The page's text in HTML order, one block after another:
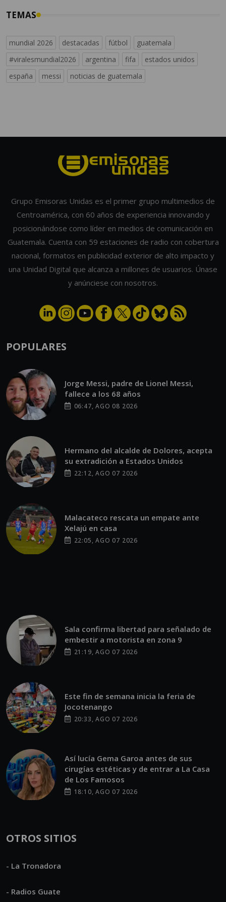
TEMAS
mundial 2026 destacadas fútbol
guatemala
#viralesmundial2026
argentina fifa
estados unidos
españa
messi noticias de guatemala
Grupo Emisoras Unidas es el primer grupo multimedios de
Centroamérica, con 60 años de experiencia innovando y
posicionándose como líder en medios de comunicación en
Guatemala. Cuenta con 59 estaciones de radio con cobertura
nacional, formatos en publicidad exterior de alto impacto y
una Unidad Digital que alcanza a millones de usuarios. Únase
y anúnciese con nosotros.
POPULARES
Jorge Messi, padre de Lionel Messi,
fallece a los 68 años
06:47, AGO 08 2026
Hermano del alcalde de Dolores, acepta
su extradición a Estados Unidos
22:12, AGO 07 2026
Malacateco rescata un empate ante
Xelajú en casa
22:05, AGO 07 2026
Sala confirma libertad para señalado de
embestir a motorista en zona 9
21:19, AGO 07 2026
Este fin de semana inicia la feria de
Jocotenango
20:33, AGO 07 2026
Así lucía Gema Garoa antes de sus
cirugías estéticas y de entrar a La Casa
de Los Famosos
18:10, AGO 07 2026
OTROS SITIOS
- La Tronadora
- Radios Guate